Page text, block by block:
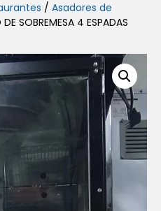
/ Asadores de
SOBREMESA 4 ESPADAS